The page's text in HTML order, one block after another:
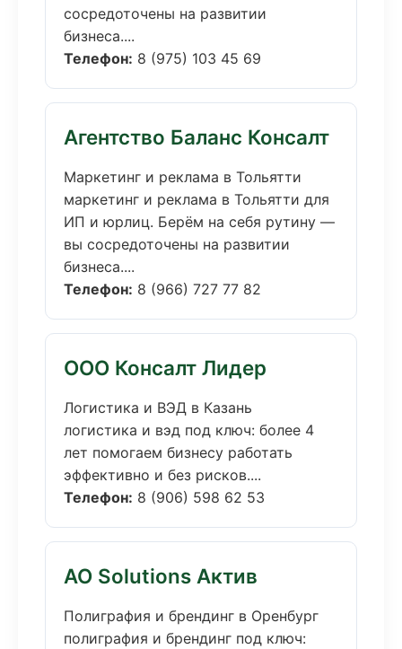
сосредоточены на развитии
бизнеса....
Телефон: 8 (975) 103 45 69
Агентство Баланс Консалт
Маркетинг и реклама в Тольятти
маркетинг и реклама в Тольятти для
ИП и юрлиц. Берём на себя рутину —
вы сосредоточены на развитии
бизнеса....
Телефон: 8 (966) 727 77 82
ООО Консалт Лидер
Логистика и ВЭД в Казань
логистика и вэд под ключ: более 4
лет помогаем бизнесу работать
эффективно и без рисков....
Телефон: 8 (906) 598 62 53
АО Solutions Актив
Полиграфия и брендинг в Оренбург
полиграфия и брендинг под ключ: